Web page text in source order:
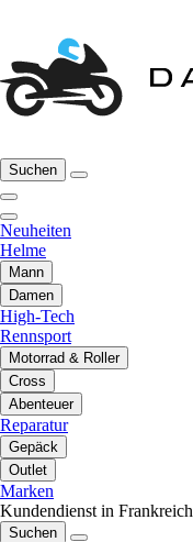
Suchen
Neuheiten
Helme
Mann
Damen
High-Tech
Rennsport
Motorrad & Roller
Cross
Abenteuer
Reparatur
Gepäck
Outlet
Marken
Kundendienst in Frankreich
Suchen